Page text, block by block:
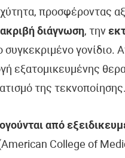
προσφέροντας
ακριβή διάγνωση, την
συγκεκριμένο γονίδιο.
εξατομικευμένης
της τεκνοποίησης.
από
College of